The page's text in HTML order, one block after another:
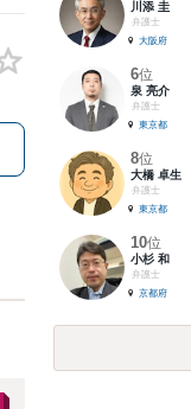
川添 圭
弁護士
大阪府
6位
泉 亮介
弁護士
東京都
8位
大橋 卓生
弁護士
東京都
10位
小杉 和
弁護士
京都府